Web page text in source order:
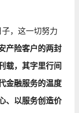
，这一切努力
产险客户的两封
载，其字里行间
金融服务的温度
、以服务创造价